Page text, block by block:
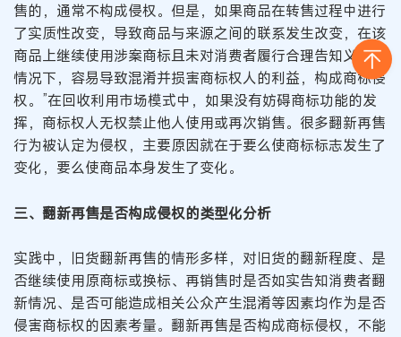
售的，通常不构成侵权。但是，如果商品在转售过程中进行
了实质性改变，导致商品与来源之间的联系发生改变，在该
商品上继续使用涉案商标且未对消费者履行合理告知义务的
情况下，容易导致混淆并损害商标权人的利益，构成商标侵
权。”在回收利用市场模式中，如果没有妨碍商标功能的发
挥，商标权人无权禁止他人使用或再次销售。很多翻新再售
行为被认定为侵权，主要原因就在于要么使商标标志发生了
变化，要么使商品本身发生了变化。
三、翻新再售是否构成侵权的类型化分析
实践中，旧货翻新再售的情形多样，对旧货的翻新程度、是
否继续使用原商标或换标、再销售时是否如实告知消费者翻
新情况、是否可能造成相关公众产生混淆等因素均作为是否
侵害商标权的因素考量。翻新再售是否构成商标侵权，不能